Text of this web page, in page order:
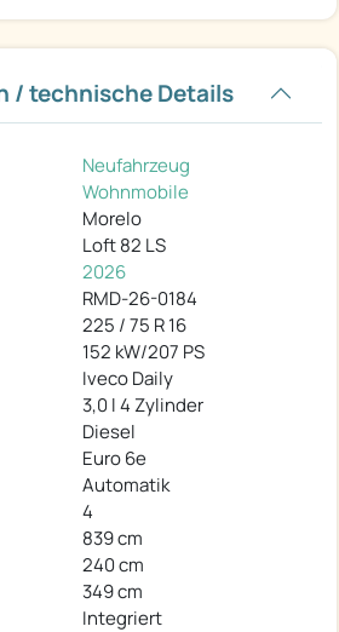
/ technische Details
Neufahrzeug
Wohnmobile
Morelo
Loft 82 LS
2026
RMD-26-0184
225 / 75 R 16
152 kW/207 PS
Iveco Daily
3,0 l 4 Zylinder
Diesel
Euro 6e
Automatik
4
839 cm
240 cm
349 cm
Integriert